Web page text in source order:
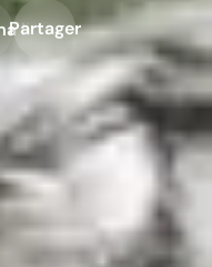
liste
Partager